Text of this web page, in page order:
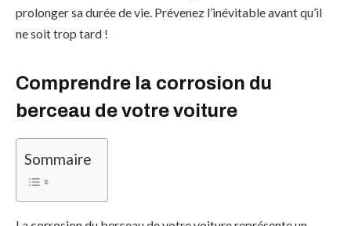
prolonger sa durée de vie. Prévenez l’inévitable avant qu’il
ne soit trop tard !
Comprendre la corrosion du
berceau de votre voiture
Sommaire